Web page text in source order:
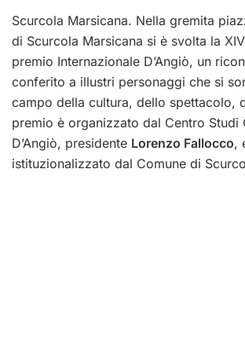
Scurcola Marsicana. Nella gremita
di Scurcola Marsicana si è svolta la
premio Internazionale D’Angiò, un
conferito a illustri personaggi che si
campo della cultura, dello spettacolo,
premio è organizzato dal Centro Studi
D’Angiò, presidente Lorenzo Fallocco,
istituzionalizzato dal Comune di